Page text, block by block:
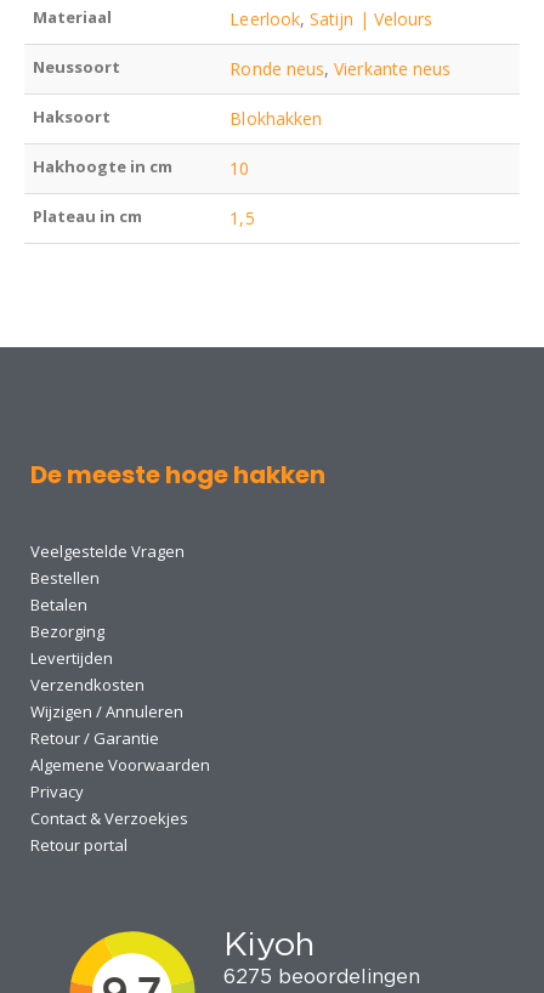
Materiaal Leerlook,Satijn | Velours
Neussoort Ronde neus,Vierkante neus
Haksoort Blokhakken
Hakhoogte in cm 10
Plateau in cm 1,5
De meeste hoge hakken
Veelgestelde Vragen
Bestellen
Betalen
Bezorging
Levertijden
Verzendkosten
Wijzigen / Annuleren
Retour / Garantie
Algemene Voorwaarden
Privacy
Contact & Verzoekjes
Retour portal